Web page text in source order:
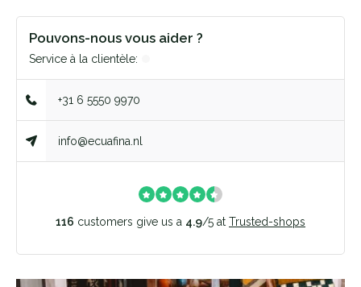
Pouvons-nous vous aider ?
Service à la clientèle:
+31 6 5550 9970
info@ecuafina.nl
116 customers give us a 4.9/5 at Trusted-shops